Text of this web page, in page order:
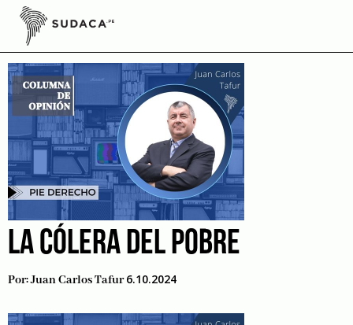
Skip
contentBCR
LA CÓLERA DEL POBRE
Por:Juan Carlos Tafur 6.10.2024